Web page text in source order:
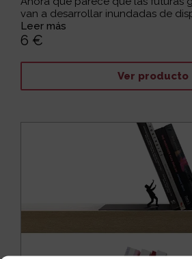
van a desarrollar inundadas de
Leer más
6 €
Ver producto